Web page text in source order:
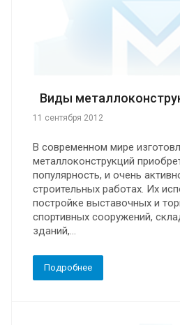
Виды
11 сентября 2012
В современном мире
металлоконструкций
популярность, и очень
строительных работах. Их
постройке выставочных и
спортивных сооружений,
зданий,...
Подробнее